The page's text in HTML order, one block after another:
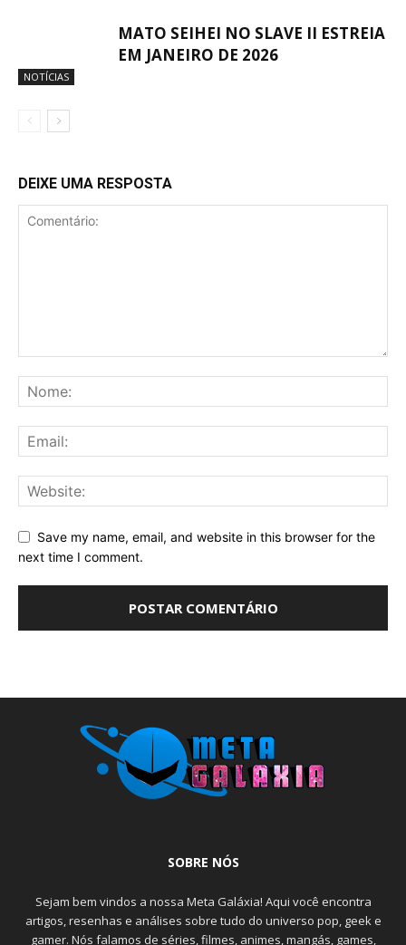
NOTÍCIAS
MATO SEIHEI NO SLAVE II ESTREIA
EM JANEIRO DE 2026
DEIXE UMA RESPOSTA
Save my name, email, and website in this browser for the
next time I comment.
SOBRE NÓS
Sejam bem vindos a nossa Meta Galáxia! Aqui você encontra
artigos, resenhas e análises sobre tudo do universo pop, geek e
gamer. Nós falamos de séries, filmes, animes, mangás, games,